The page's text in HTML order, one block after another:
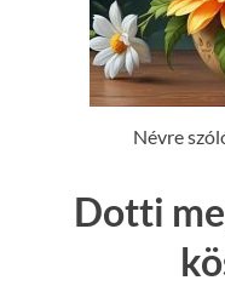
Névre
Dotti